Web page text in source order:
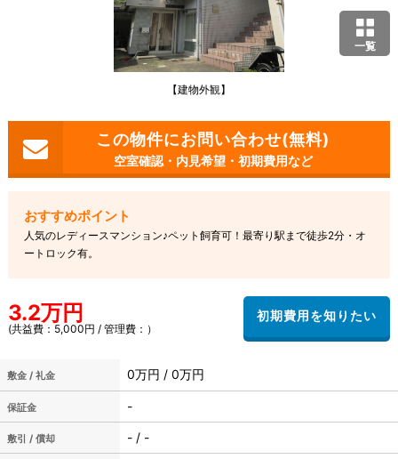
一覧
【建物外観】
空室確認・内見希望・初期費用など
人気のレディースマンション♪ペット飼育可！最寄り駅まで徒歩2分・オ
ートロック有。
3.2万円
(共益費：5,000円 / 管理費：）
敷金 / 礼金 0万円 / 0万円
保証金 -
敷引 / 償却 - / -